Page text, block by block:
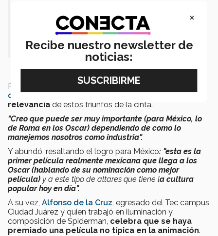
— CONECTA (@ConectaTECmx)
February 25, 2019
Por su parte,
René Villareal, primer asistente de
director en Roma
relevancia de estos triunfos de la cinta.
"Creo que puede ser muy importante (para México, lo
de Roma en los Oscar) dependiendo de como lo
manejemos nosotros como industria".
Y abundó, resaltando el logro para México: "esta es la
primer película realmente mexicana que llega a los
Oscar (hablando de su nominación como mejor
película) y a este tipo de altares que tiene la cultura
popular hoy en día".
A su vez, Alfonso de la Cruz, egresado del Tec campus
Ciudad Juárez y quien trabajó en iluminación y
composición de Spiderman, celebra que se haya
premiado una película no típica en la animación.
×
Recibe nuestro newsletter de
noticias: